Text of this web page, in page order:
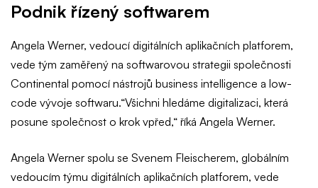
Podnik řízený softwarem
Angela Werner, vedoucí digitálních aplikačních platforem,
vede tým zaměřený na softwarovou strategii společnosti
Continental pomocí nástrojů business intelligence a low-
code vývoje softwaru.“Všichni hledáme digitalizaci, která
posune společnost o krok vpřed,“ říká Angela Werner.
Angela Werner spolu se Svenem Fleischerem, globálním
vedoucím týmu digitálních aplikačních platforem, vede